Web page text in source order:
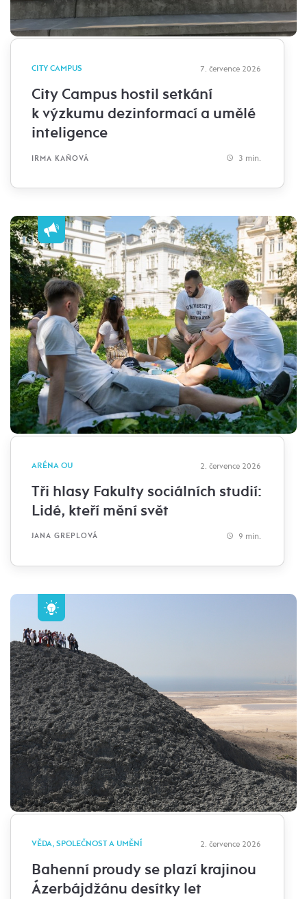
CITY CAMPUS 7. července 2026
City Campus hostil setkání
k výzkumu dezinformací a umělé
inteligence
IRMA KAŇOVÁ 3 min.
ARÉNA OU 2. července 2026
Tři hlasy Fakulty sociálních studií:
Lidé, kteří mění svět
JANA GREPLOVÁ 9 min.
VĚDA, SPOLEČNOST A UMĚNÍ 2. července 2026
Bahenní proudy se plazí krajinou
Ázerbájdžánu desítky let